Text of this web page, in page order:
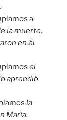
.
a
la muerte,
en él
el
aprendió
la
María.